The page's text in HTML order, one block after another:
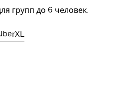
групп до 6 человек.